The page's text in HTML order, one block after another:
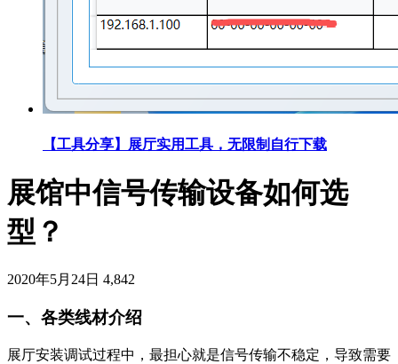
【工具分享】展厅实用工具，无限制自行下载
展馆中信号传输设备如何选
型？
2020年5月24日 4,842
一、各类线材介绍
展厅安装调试过程中，最担心就是信号传输不稳定，导致需要